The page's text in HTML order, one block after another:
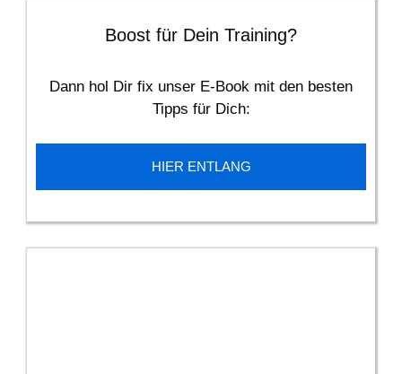
Boost für Dein Training?
Dann hol Dir fix unser E-Book mit den besten
Tipps für Dich:
HIER ENTLANG